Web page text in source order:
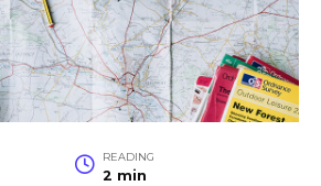
READING
2 min